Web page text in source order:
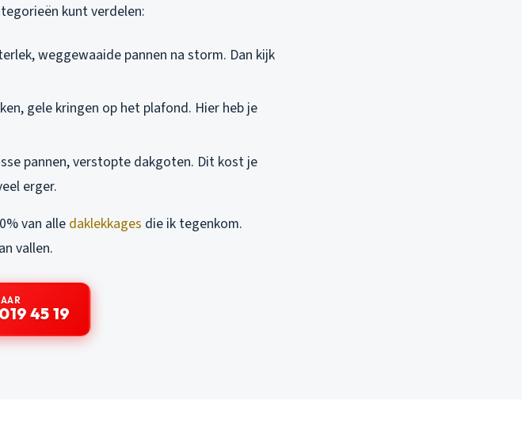
kunt verdelen:
weggewaaide pannen na storm. Dan kijk
gele kringen op het plafond. Hier heb je
pannen, verstopte dakgoten. Dit kost je
erger.
van alle daklekkages die ik tegenkom.
vallen.
45 19